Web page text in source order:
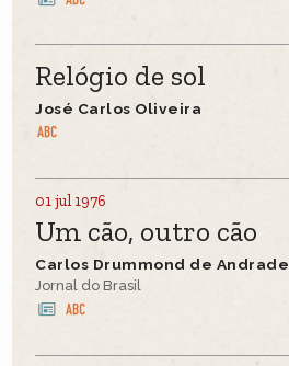
Relógio de sol
José Carlos Oliveira
01 jul 1976
Um cão, outro cão
Carlos Drummond de Andrade
Jornal do Brasil